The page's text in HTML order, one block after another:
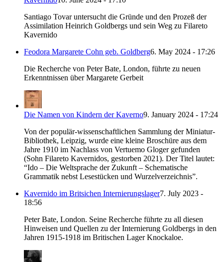
Santiago Tovar untersucht die Gründe und den Prozeß der
Assimilation Heinrich Goldbergs und sein Weg zu Filareto
Kavernido
Feodora Margarete Cohn geb. Goldberg6. May 2024 - 17:26
Die Recherche von Peter Bate, London, führte zu neuen
Erkenntnissen über Margarete Gerbeit
Die Namen von Kindern der Kaverno9. January 2024 - 17:24
Von der populär-wissenschaftlichen Sammlung der Miniatur-
Bibliothek, Leipzig, wurde eine kleine Broschüre aus dem
Jahre 1910 im Nachlass von Vertuemo Gloger gefunden
(Sohn Filareto Kavernidos, gestorben 2021). Der Titel lautet:
“Ido – Die Weltsprache der Zukunft – Schematische
Grammatik nebst Lesestücken und Wurzelverzeichnis”.
Kavernido im Britsichen Internierungslager7. July 2023 -
18:56
Peter Bate, London. Seine Recherche führte zu all diesen
Hinweisen und Quellen zu der Internierung Goldbergs in den
Jahren 1915-1918 im Britischen Lager Knockaloe.